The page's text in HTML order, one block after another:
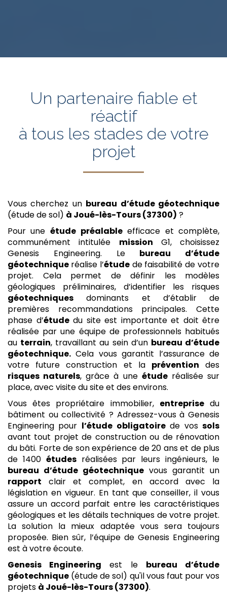
Un partenaire fiable et
réactif
à tous les stades de votre
projet
Vous cherchez un bureau d’étude géotechnique
(étude de sol) à Joué-lès-Tours (37300) ?
Pour une étude préalable efficace et complète,
communément intitulée mission G1, choisissez
Genesis Engineering. Le bureau d’étude
géotechnique réalise l’étudede faisabilité de votre
projet. Cela permet de définir les modèles
géologiques préliminaires, d’identifier les risques
géotechniques dominants et d’établir de
premières recommandations principales. Cette
phase d’étudedu site est importante et doit être
réalisée par une équipe de professionnels habitués
au terrain, travaillant au sein d’un bureau d’étude
géotechnique. Cela vous garantit l’assurance de
votre future construction et la prévention des
risques naturels, grâce à une étuderéalisée sur
place, avec visite du site et des environs.
Vous êtes propriétaire immobilier, entreprisedu
bâtiment ou collectivité ? Adressez-vous à Genesis
Engineering pour l’étude obligatoire de vossols
avant tout projet de construction ou de rénovation
du bâti. Forte de son expérience de 20 ans et de plus
de 1400 étudesréalisées par leurs ingénieurs, le
bureau d’étude géotechnique vous garantit un
rapport clair et complet, en accord avec la
législation en vigueur. En tant que conseiller, il vous
assure un accord parfait entre les caractéristiques
géologiques et les détails techniques de votre projet.
La solution la mieux adaptée vous sera toujours
proposée. Bien sûr, l’équipe de Genesis Engineering
est à votre écoute.
Genesis Engineering est le bureau d’étude
géotechnique (étude de sol) qu'il vous faut pour vos
projets à Joué-lès-Tours (37300).